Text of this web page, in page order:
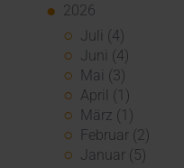
2026
Juli (4)
Juni (4)
Mai (3)
April (1)
März (1)
Februar (2)
Januar (5)